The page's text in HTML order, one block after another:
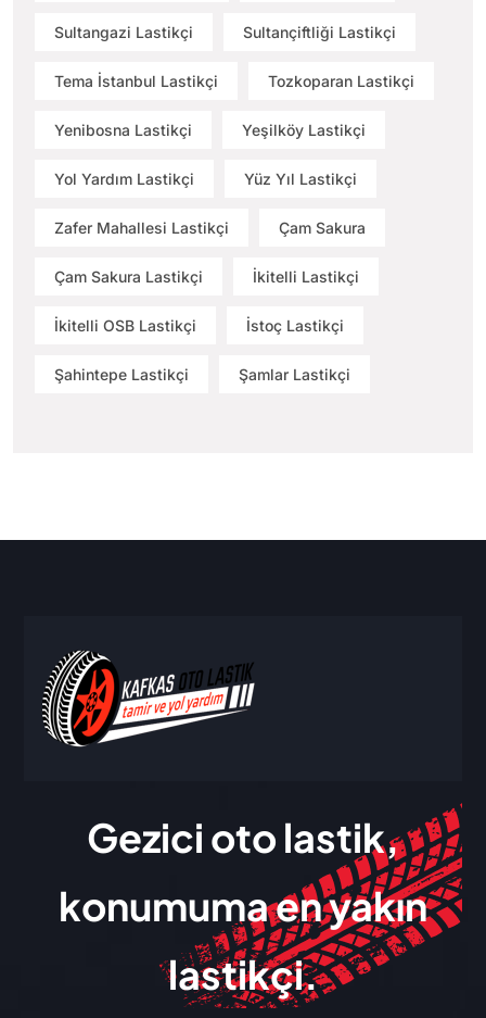
Sultangazi Lastikçi Sultançiftliği Lastikçi
Tema İstanbul Lastikçi Tozkoparan Lastikçi
Yenibosna Lastikçi Yeşilköy Lastikçi
Yol Yardım Lastikçi Yüz Yıl Lastikçi
Zafer Mahallesi Lastikçi Çam Sakura
Çam Sakura Lastikçi İkitelli Lastikçi
İkitelli OSB Lastikçi İstoç Lastikçi
Şahintepe Lastikçi Şamlar Lastikçi
Gezici oto lastik,
konumuma en yakın
lastikçi.